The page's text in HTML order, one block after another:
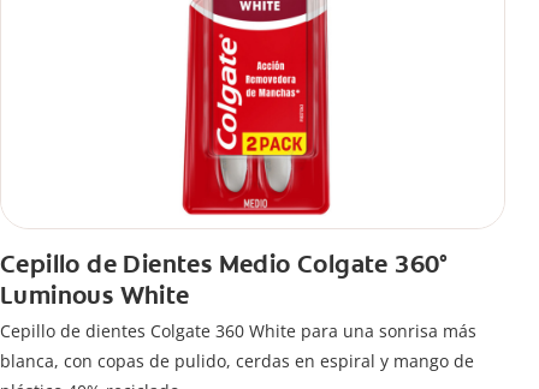
Cepillo de Dientes Medio Colgate 360°
Luminous White
Cepillo de dientes Colgate 360 White para una sonrisa más
blanca, con copas de pulido, cerdas en espiral y mango de